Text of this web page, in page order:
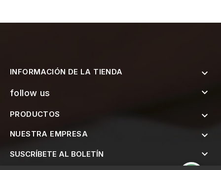
INFORMACIÓN DE LA TIENDA 
follow us 
PRODUCTOS 
NUESTRA EMPRESA 
SUSCRÍBETE AL BOLETÍN 